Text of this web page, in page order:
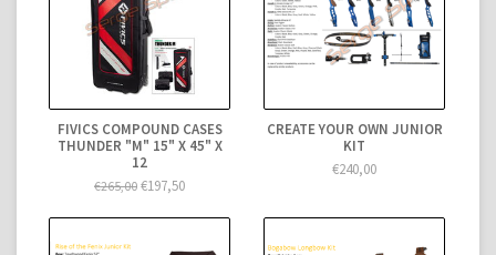
FIVICS COMPOUND CASES
THUNDER "M" 15" X 45" X
12
€265,00 €197,50
CREATE YOUR OWN JUNIOR
KIT
€240,00